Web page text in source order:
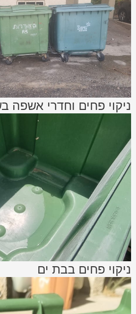
ניקוי פחים וחדרי אשפה
ניקוי פחים בבת ים